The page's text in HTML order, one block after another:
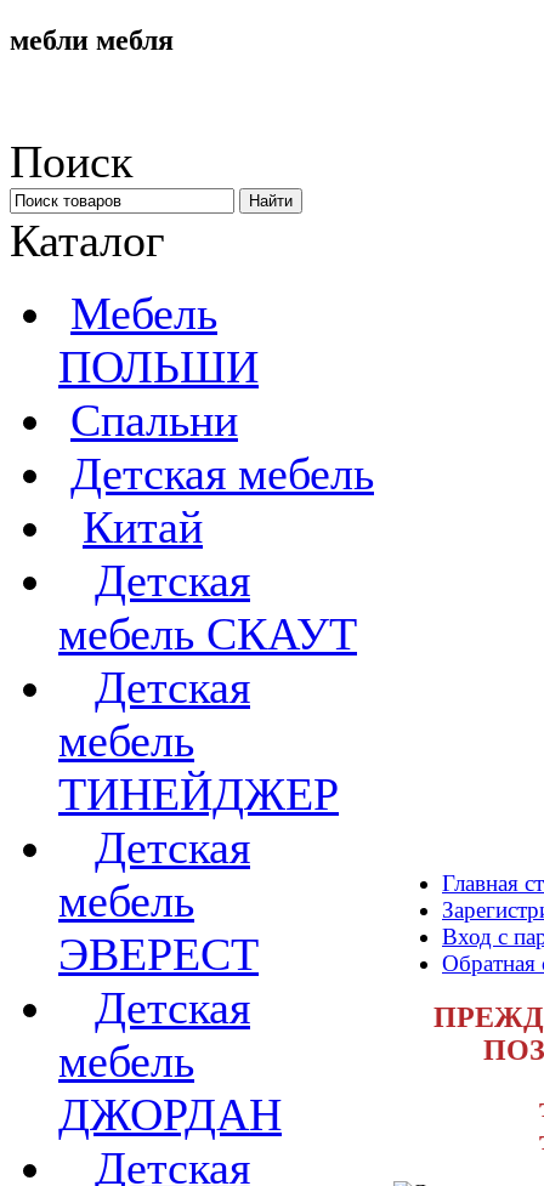
мебли мебля
Поиск
Каталог
Мебель
ПОЛЬШИ
Спальни
Детская мебель
Китай
Детская
мебель СКАУТ
Детская
мебель
ТИНЕЙДЖЕР
Детская
мебель
ЭВЕРЕСТ
Детская
мебель
ДЖОРДАН
Детская
Главная
Вход с
Обратная